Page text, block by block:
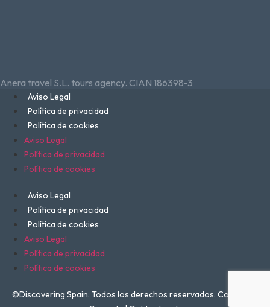
Anera travel S.L. tours agency. CIAN 186398-3
Aviso Legal
Política de privacidad
Política de cookies
Aviso Legal
Política de privacidad
Política de cookies
Aviso Legal
Política de privacidad
Política de cookies
Aviso Legal
Política de privacidad
Política de cookies
©Discovering Spain. Todos los derechos reservados. Consignas